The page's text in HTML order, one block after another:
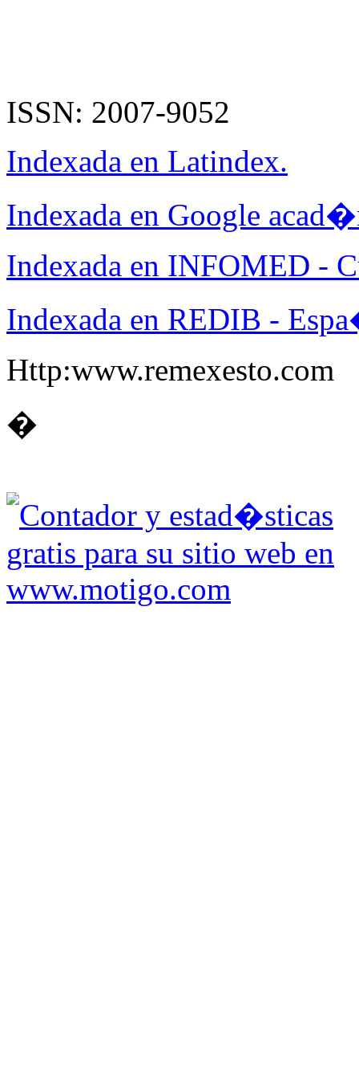
ISSN: 2007-9052
Indexada en Latindex.
Indexada en Google
Indexada en INFOMED -
Indexada en REDIB -
Http:www.remexesto.com
�